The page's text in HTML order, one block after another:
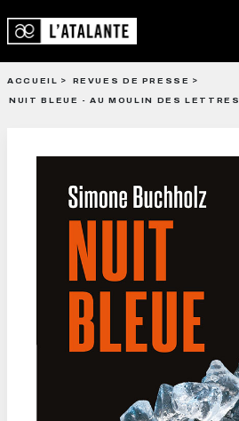
ACCUEIL
REVUES DE PRESSE
NUIT BLEUE - AU MOULIN DES LETTRES